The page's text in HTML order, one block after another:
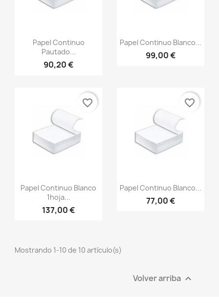
Vista rápida
Papel Continuo
Pautado...
90,20 €
Vista rápida
Papel Continuo Blanco...
99,00 €
Vista rápida
Papel Continuo Blanco
1hoja...
137,00 €
favorite_border
Vista rápida
Papel Continuo Blanco...
77,00 €
favorite_border
Mostrando 1-10 de 10 artículo(s)
Volver arriba 